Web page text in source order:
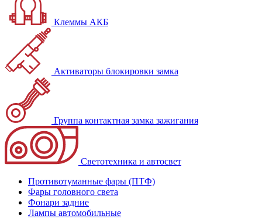
Клеммы АКБ
Активаторы блокировки замка
Группа контактная замка зажигания
Светотехника и автосвет
Противотуманные фары (ПТФ)
Фары головного света
Фонари задние
Лампы автомобильные